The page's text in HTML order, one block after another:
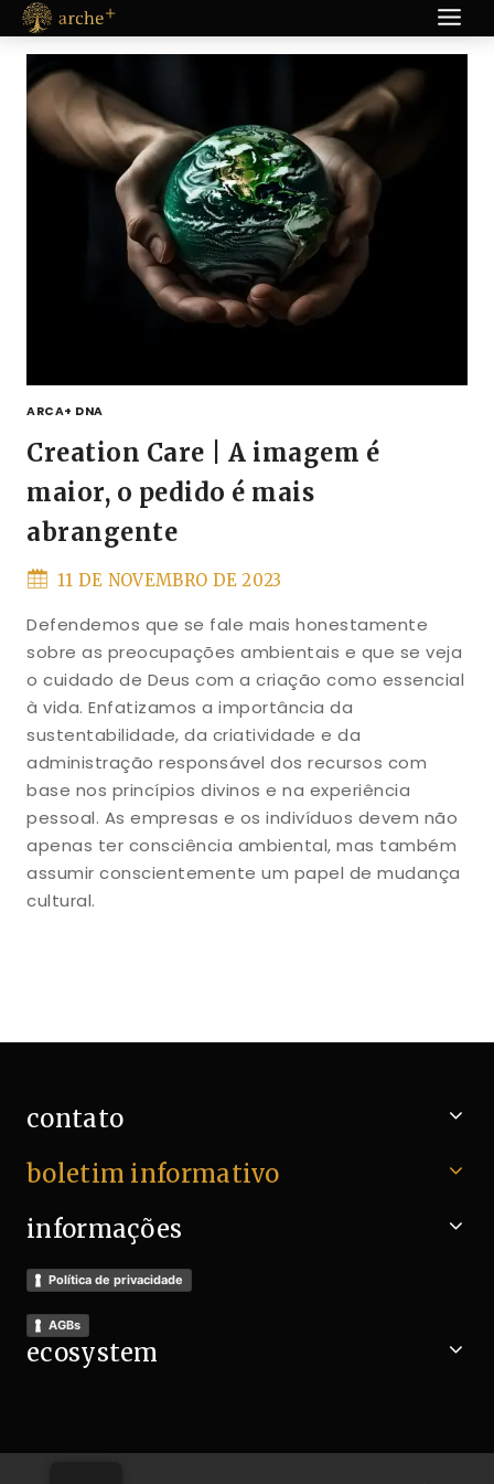
Pular
para
conteúdo
ARCA+ DNA
Creation Care | A imagem é
maior, o pedido é mais
abrangente
11 DE NOVEMBRO DE 2023
Defendemos que se fale mais honestamente
sobre as preocupações ambientais e que se veja
o cuidado de Deus com a criação como essencial
à vida. Enfatizamos a importância da
sustentabilidade, da criatividade e da
administração responsável dos recursos com
base nos princípios divinos e na experiência
pessoal. As empresas e os indivíduos devem não
apenas ter consciência ambiental, mas também
assumir conscientemente um papel de mudança
cultural.
contato
boletim informativo
informações
Política de privacidade
AGBs
ecosystem